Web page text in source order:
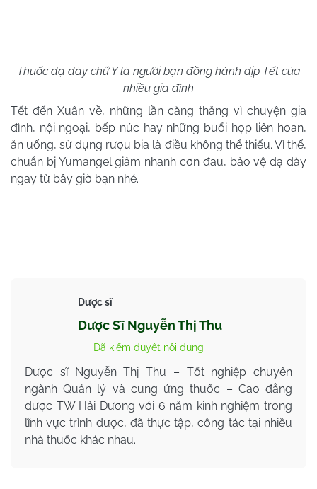
Thuốc dạ dày chữ Y là người bạn đồng hành dịp Tết của
nhiều gia đình
Tết đến Xuân về, những lần căng thẳng vì chuyện gia
đình, nội ngoại, bếp núc hay những buổi họp liên hoan,
ăn uống, sử dụng rượu bia là điều không thể thiếu. Vì thế,
chuẩn bị Yumangel giảm nhanh cơn đau, bảo vệ dạ dày
ngay từ bây giờ bạn nhé.
Dược sĩ
Dược Sĩ Nguyễn Thị Thu
Đã kiểm duyệt nội dung
Dược sĩ Nguyễn Thị Thu – Tốt nghiệp chuyên
ngành Quản lý và cung ứng thuốc – Cao đẳng
dược TW Hải Dương với 6 năm kinh nghiệm trong
lĩnh vực trình dược, đã thực tập, công tác tại nhiều
nhà thuốc khác nhau.